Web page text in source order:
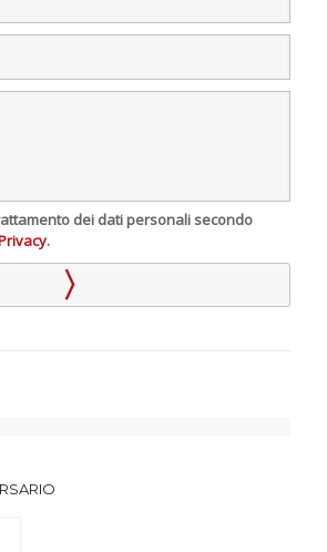
dei dati personali secondo
.